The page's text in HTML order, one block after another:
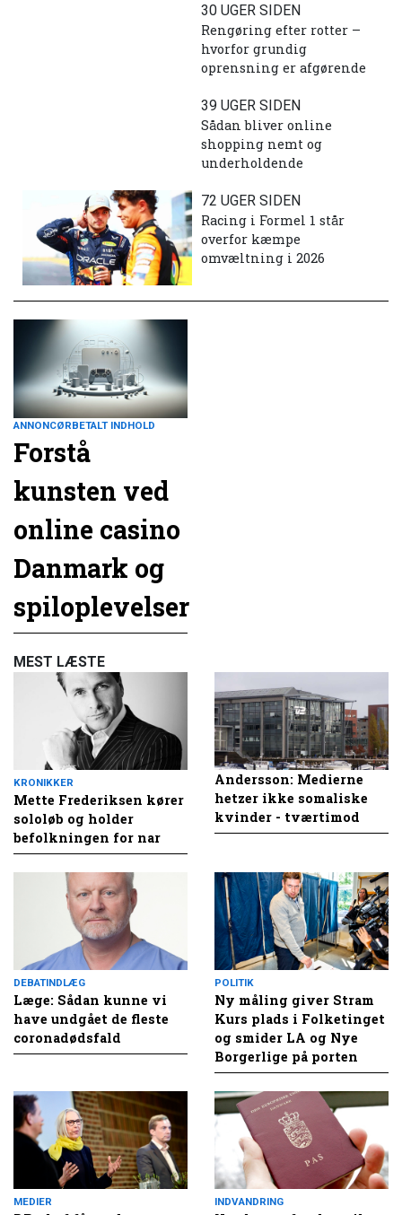
30 UGER SIDEN
Rengøring efter rotter –
hvorfor grundig
oprensning er afgørende
39 UGER SIDEN
Sådan bliver online
shopping nemt og
underholdende
72 UGER SIDEN
Racing i Formel 1 står
overfor kæmpe
omvæltning i 2026
ANNONCØRBETALT INDHOLD
Forstå
kunsten ved
online casino
Danmark og
spiloplevelser
MEST LÆSTE
KRONIKKER
Mette Frederiksen kører
sololøb og holder
befolkningen for nar
Andersson: Medierne
hetzer ikke somaliske
kvinder - tværtimod
DEBATINDLÆG
Læge: Sådan kunne vi
have undgået de fleste
coronadødsfald
POLITIK
Ny måling giver Stram
Kurs plads i Folketinget
og smider LA og Nye
Borgerlige på porten
MEDIER INDVANDRING